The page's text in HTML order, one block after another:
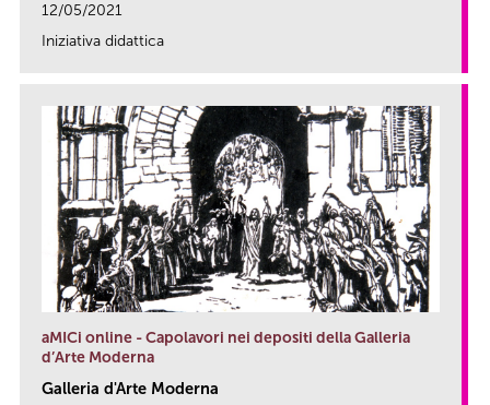
12/05/2021
Iniziativa didattica
aMICi online - Capolavori nei depositi della Galleria
d’Arte Moderna
Galleria d'Arte Moderna